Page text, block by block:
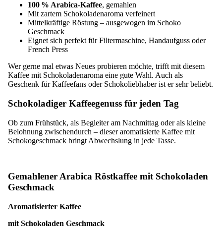
100 % Arabica-Kaffee, gemahlen
Mit zartem Schokoladenaroma verfeinert
Mittelkräftige Röstung – ausgewogen im Schoko
Geschmack
Eignet sich perfekt für Filtermaschine, Handaufguss oder
French Press
Wer gerne mal etwas Neues probieren möchte, trifft mit diesem
Kaffee mit Schokoladenaroma eine gute Wahl. Auch als
Geschenk für Kaffeefans oder Schokoliebhaber ist er sehr beliebt.
Schokoladiger Kaffeegenuss für jeden Tag
Ob zum Frühstück, als Begleiter am Nachmittag oder als kleine
Belohnung zwischendurch – dieser aromatisierte Kaffee mit
Schokogeschmack bringt Abwechslung in jede Tasse.
Gemahlener Arabica Röstkaffee mit Schokoladen
Geschmack
Aromatisierter Kaffee
mit Schokoladen Geschmack